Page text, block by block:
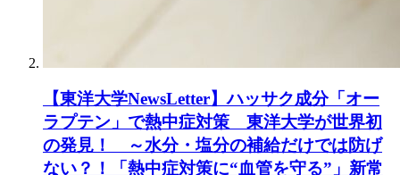
【東洋大学NewsLetter】ハッサク成分「オー
ラプテン」で熱中症対策 東洋大学が世界初
の発見！ ～水分・塩分の補給だけでは防げ
ない？！「熱中症対策に“血管を守る”」新常